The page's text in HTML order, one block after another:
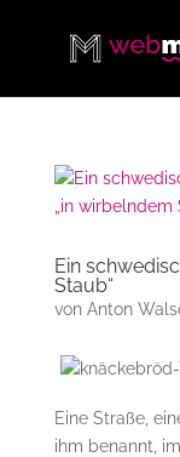
Ein
Staub“
von Anton
Eine Straße,
ihm benannt,